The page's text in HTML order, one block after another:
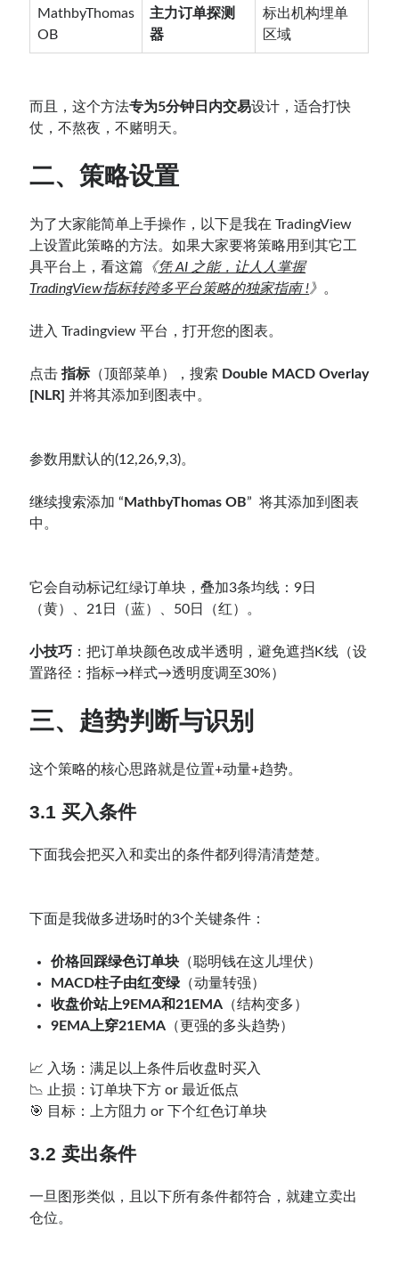
MathbyThomas
OB
主力订单探测
器
标出机构埋单
区域
而且，这个方法专为5分钟日内交易设计，适合打快
仗，不熬夜，不赌明天。
二、策略设置
为了大家能简单上手操作，以下是我在 TradingView
上设置此策略的方法。如果大家要将策略用到其它工
具平台上，看这篇 《凭 AI 之能，让人人掌握
TradingView指标转跨多平台策略的独家指南 !》 。
进入 Tradingview 平台，打开您的图表。
点击指标（顶部菜单），搜索 Double MACD Overlay
[NLR] 并将其添加到图表中。
参数用默认的(12,26,9,3)。
继续搜索添加 “MathbyThomas OB” 将其添加到图表
中。
它会自动标记红绿订单块，叠加3条均线：9日
（黄）、21日（蓝）、50日（红）。
小技巧 ：把订单块颜色改成半透明，避免遮挡K线（设
置路径：指标→样式→透明度调至30%）
三、趋势判断与识别
这个策略的核心思路就是位置+动量+趋势。
3.1 买入条件
下面我会把买入和卖出的条件都列得清清楚楚。
下面是我做多进场时的3个关键条件：
价格回踩绿色订单块 （聪明钱在这儿埋伏）
MACD柱子由红变绿 （动量转强）
收盘价站上9EMA和21EMA （结构变多）
9EMA上穿21EMA （更强的多头趋势）
📈 入场：满足以上条件后收盘时买入
📉 止损：订单块下方 or 最近低点
🎯 目标：上方阻力 or 下个红色订单块
3.2 卖出条件
一旦图形类似，且以下所有条件都符合，就建立卖出
仓位。